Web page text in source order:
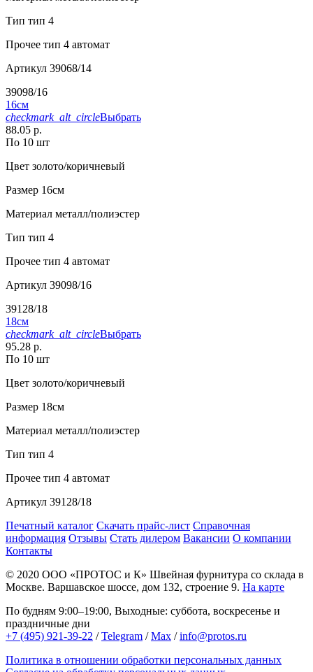
Тип тип 4
Прочее тип 4 автомат
Артикул 39068/14
39098/16
16см
checkmark_alt_circleВыбрать
88.05 р.
По 10 шт
Цвет золото/коричневый
Размер 16см
Материал металл/полиэстер
Тип тип 4
Прочее тип 4 автомат
Артикул 39098/16
39128/18
18см
checkmark_alt_circleВыбрать
95.28 р.
По 10 шт
Цвет золото/коричневый
Размер 18см
Материал металл/полиэстер
Тип тип 4
Прочее тип 4 автомат
Артикул 39128/18
Печатный каталог Скачать прайс-лист Справочная
информация Отзывы Стать дилером Вакансии О компании
Контакты
© 2020 ООО «ПРОТОС и К» Швейная фурнитура со склада в
Москве. Варшавское шоссе, дом 132, строение 9. На карте
По будням 9:00–19:00, Выходные: суббота, воскресенье и
праздничные дни
+7 (495) 921-39-22 /Telegram /Max /info@protos.ru
Политика в отношении обработки персональных данных